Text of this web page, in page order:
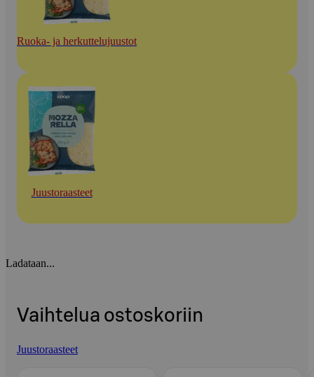
Ruoka- ja herkuttelujuustot
Juustoraasteet
Ladataan...
Vaihtelua ostoskoriin
Juustoraasteet